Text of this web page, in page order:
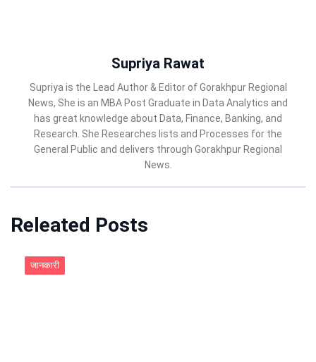
Supriya Rawat
Supriya is the Lead Author & Editor of Gorakhpur Regional
News, She is an MBA Post Graduate in Data Analytics and
has great knowledge about Data, Finance, Banking, and
Research. She Researches lists and Processes for the
General Public and delivers through Gorakhpur Regional
News.
Releated Posts
जानकारी